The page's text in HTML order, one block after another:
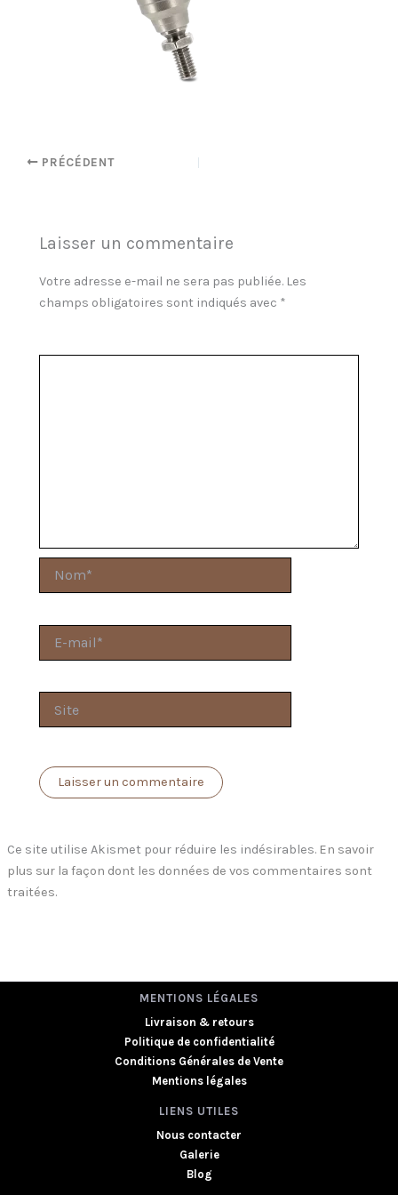
PRÉCÉDENT
Laisser un commentaire
Votre adresse e-mail ne sera pas publiée. Les
champs obligatoires sont indiqués avec *
mail*
Ce site utilise Akismet pour réduire les indésirables. En savoir
plus sur la façon dont les données de vos commentaires sont
traitées.
MENTIONS LÉGALES
Livraison & retours
Politique de confidentialité
Conditions Générales de Vente
Mentions légales
LIENS UTILES
Nous contacter
Galerie
Blog